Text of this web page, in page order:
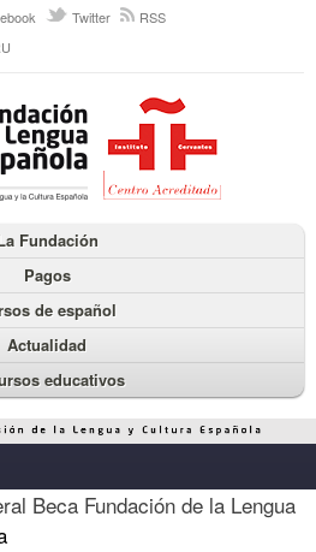
Twitter
RSS
Fundación
Pagos
de español
Actualidad
educativos
Beca Fundación de la Lengua